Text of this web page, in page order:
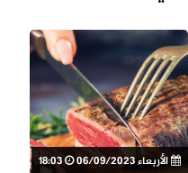
الأربعاء 06/09/2023